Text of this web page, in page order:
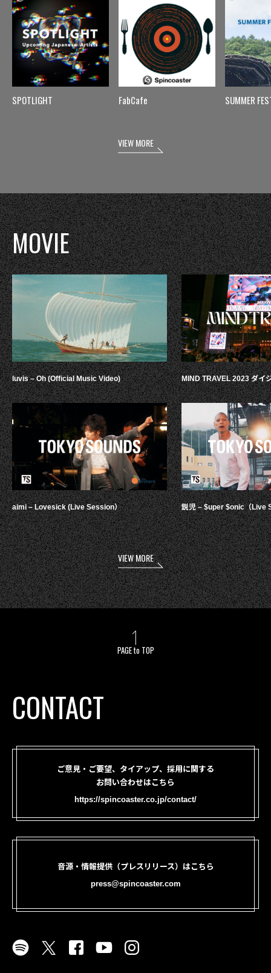
SPOTLIGHT FabCafe SUMMER
VIEW MORE
MOVIE
luvis – Oh (Official Music Video)
aimi – Lovesick (Live Session）
MIND TRAVEL 2023 ダイ
鋭児 – $uper $onic（Live
VIEW MORE
PAGE to TOP
CONTACT
ご意見・ご要望、タイアップ、採用に関する
お問い合わせはこちら
https://spincoaster.co.jp/contact/
音源・情報提供（プレスリリース）はこちら
press@spincoaster.com